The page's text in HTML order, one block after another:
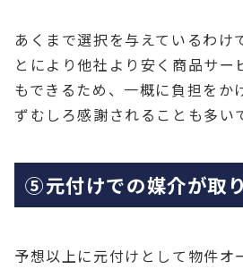
あくまで選択を与えているわけ
とにより他社より安く商品サー
もできるため、一概に負担をか
ずむしろ感謝されることも多い
⑤元付けでの媒介が取
予想以上に元付けとして物件オ